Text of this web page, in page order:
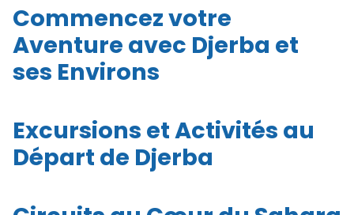
Commencez votre
Aventure avec Djerba et
ses Environs
Excursions et Activités au
Départ de Djerba